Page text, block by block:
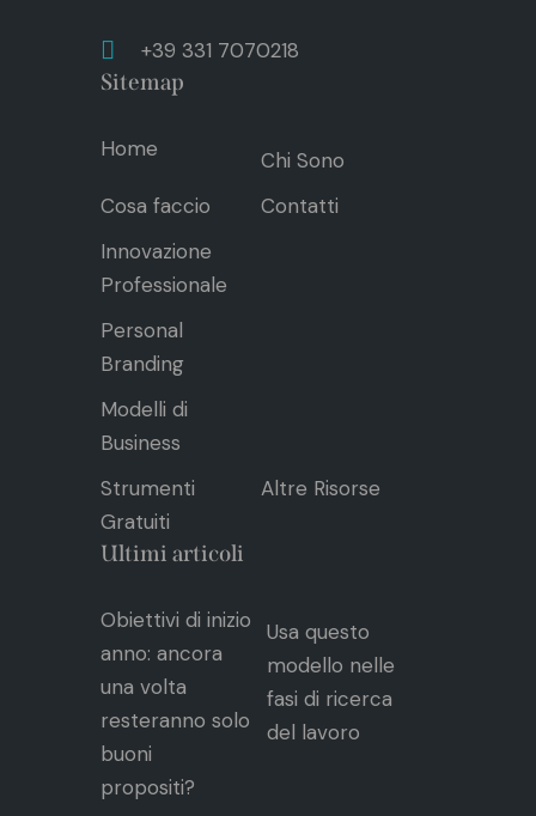
+39 331 7070218
Sitemap
Home
Chi Sono
Cosa faccio
Innovazione
Professionale
Personal
Branding
Modelli di
Business
Contatti
Strumenti
Gratuiti
Altre Risorse
Ultimi articoli
Obiettivi di inizio
anno: ancora
una volta
resteranno solo
buoni
propositi?
Usa questo
modello nelle
fasi di ricerca
del lavoro